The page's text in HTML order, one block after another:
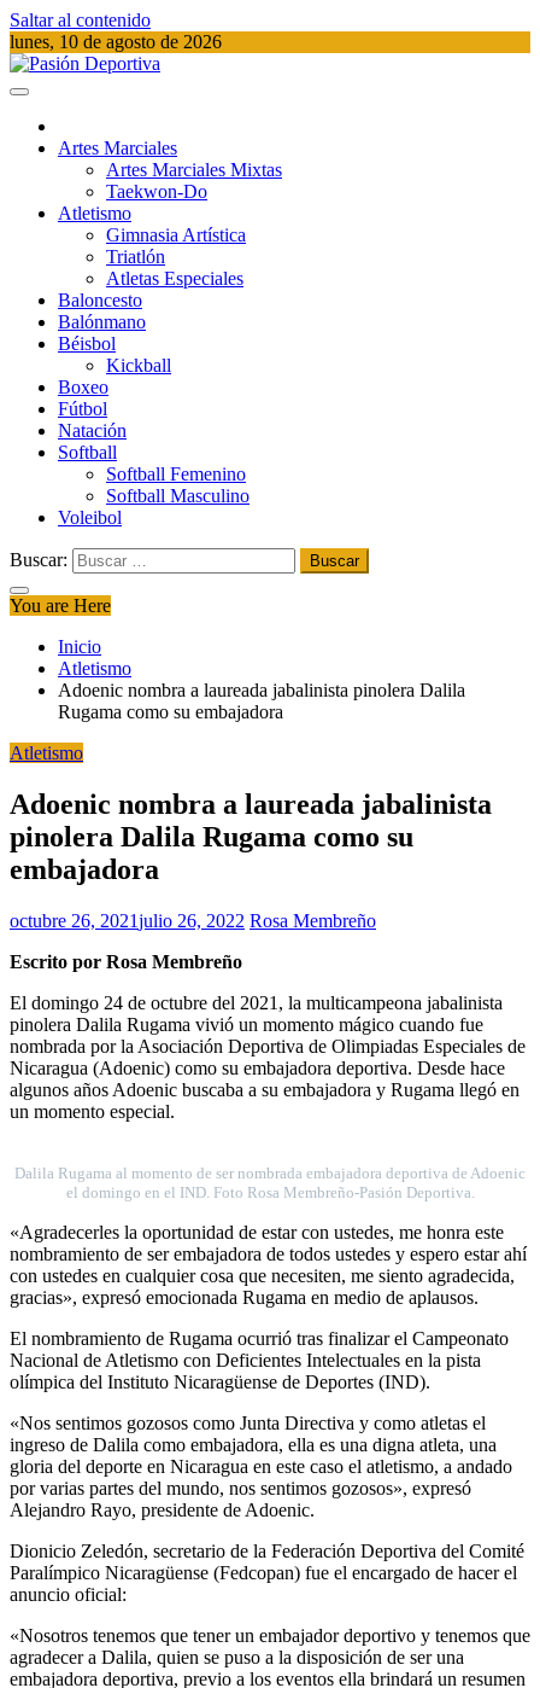
Saltar al contenido
lunes, 10 de agosto de 2026
Artes Marciales
Artes Marciales Mixtas
Taekwon-Do
Atletismo
Gimnasia Artística
Triatlón​
Atletas Especiales
Baloncesto
Balónmano
Béisbol
Kickball​
Boxeo
Fútbol
Natación​
Softball​
Softball​ Femenino
Softball​ Masculino
Voleibol​
Buscar:
You are Here
Inicio
Atletismo
Adoenic nombra a laureada jabalinista pinolera Dalila
Rugama como su embajadora
Atletismo
Adoenic nombra a laureada jabalinista
pinolera Dalila Rugama como su
embajadora
octubre 26, 2021julio 26, 2022 Rosa Membreño
Escrito por Rosa Membreño
El domingo 24 de octubre del 2021, la multicampeona jabalinista
pinolera Dalila Rugama vivió un momento mágico cuando fue
nombrada por la Asociación Deportiva de Olimpiadas Especiales de
Nicaragua (Adoenic) como su embajadora deportiva. Desde hace
algunos años Adoenic buscaba a su embajadora y Rugama llegó en
un momento especial.
Dalila Rugama al momento de ser nombrada embajadora deportiva de Adoenic
el domingo en el IND. Foto Rosa Membreño-Pasión Deportiva.
«Agradecerles la oportunidad de estar con ustedes, me honra este
nombramiento de ser embajadora de todos ustedes y espero estar ahí
con ustedes en cualquier cosa que necesiten, me siento agradecida,
gracias», expresó emocionada Rugama en medio de aplausos.
El nombramiento de Rugama ocurrió tras finalizar el Campeonato
Nacional de Atletismo con Deficientes Intelectuales en la pista
olímpica del Instituto Nicaragüense de Deportes (IND).
«Nos sentimos gozosos como Junta Directiva y como atletas el
ingreso de Dalila como embajadora, ella es una digna atleta, una
gloria del deporte en Nicaragua en este caso el atletismo, a andado
por varias partes del mundo, nos sentimos gozosos», expresó
Alejandro Rayo, presidente de Adoenic.
Dionicio Zeledón, secretario de la Federación Deportiva del Comité
Paralímpico Nicaragüense (Fedcopan) fue el encargado de hacer el
anuncio oficial:
«Nosotros tenemos que tener un embajador deportivo y tenemos que
agradecer a Dalila, quien se puso a la disposición de ser una
embajadora deportiva, previo a los eventos ella brindará un resumen